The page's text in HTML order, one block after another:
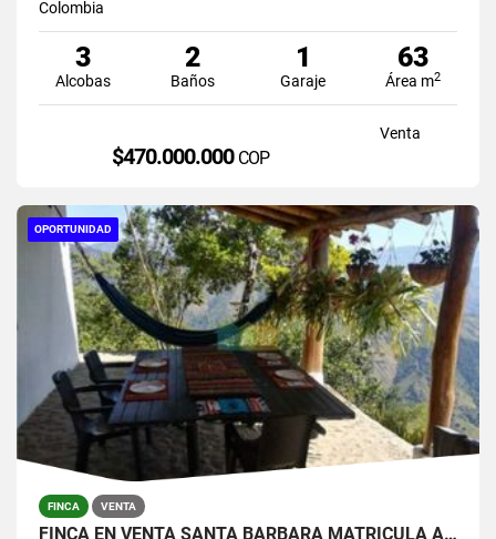
Colombia
3
Alcobas
2
Baños
1
Garaje
63
Área m2
Venta
$470.000.000 COP
OPORTUNIDAD
FINCA VENTA
FINCA EN VENTA SANTA BARBARA MATRICULA AL 100%